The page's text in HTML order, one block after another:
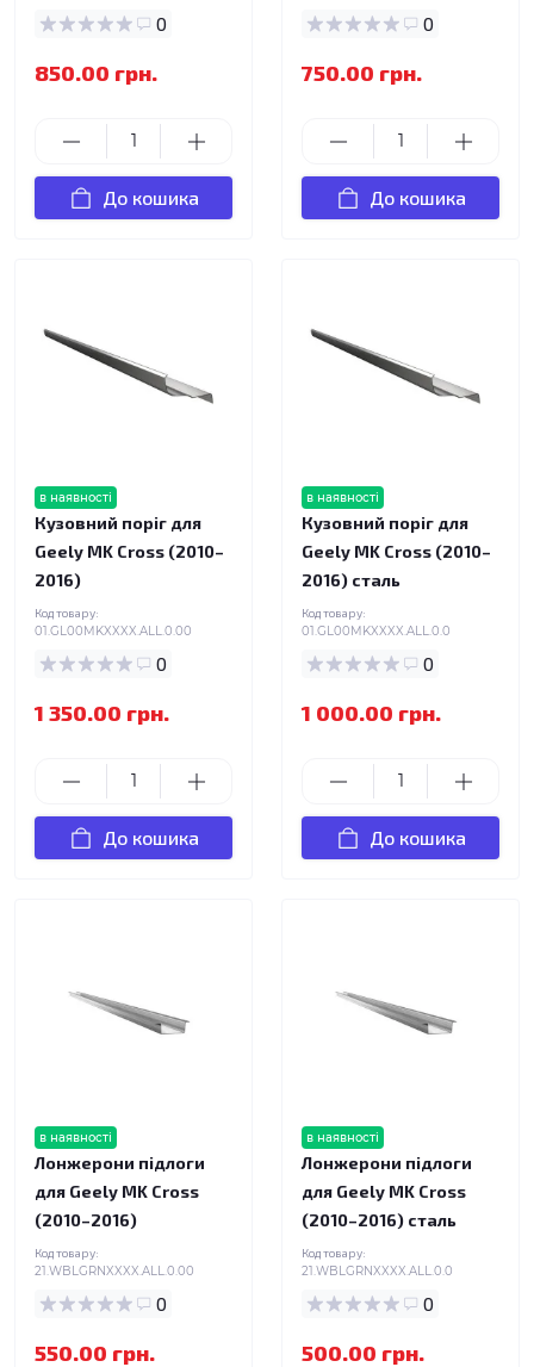
0
850.00 грн.
До кошика
0
750.00 грн.
До кошика
в наявності
Кузовний поріг для
Geely MK Cross (2010–
2016)
Код товару:
01.GL00MKXXXX.ALL.0.00
0
1 350.00 грн.
До кошика
в наявності
Кузовний поріг для
Geely MK Cross (2010–
2016) сталь
Код товару:
01.GL00MKXXXX.ALL.0.0
0
1 000.00 грн.
До кошика
в наявності
Лонжерони підлоги
для Geely MK Cross
(2010–2016)
Код товару:
21.WBLGRNXXXX.ALL.0.00
0
550.00 грн.
в наявності
Лонжерони підлоги
для Geely MK Cross
(2010–2016) сталь
Код товару:
21.WBLGRNXXXX.ALL.0.0
0
500.00 грн.